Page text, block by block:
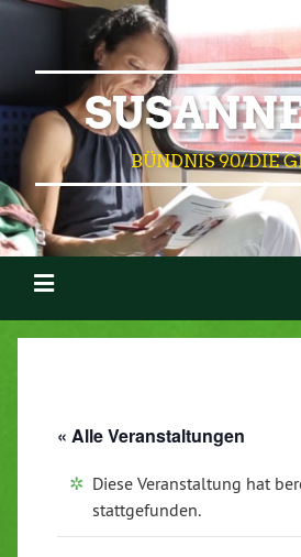
BÜNDNIS 90/DIE
« Alle Veranstaltungen
Diese Veranstaltung hat
stattgefunden.